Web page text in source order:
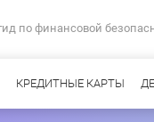
по финансовой
КРЕДИТНЫЕ КАРТЫ